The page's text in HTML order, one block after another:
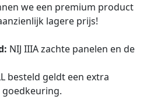
we een premium product
lagere prijs!
NIJ IIIA zachte panelen en de
besteld geldt een extra